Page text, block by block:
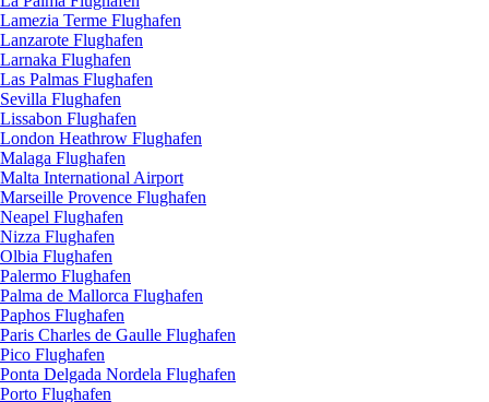
Lamezia Terme Flughafen
Lanzarote Flughafen
Larnaka Flughafen
Las Palmas Flughafen
Sevilla Flughafen
Lissabon Flughafen
London Heathrow Flughafen
Malaga Flughafen
Malta International Airport
Marseille Provence Flughafen
Neapel Flughafen
Nizza Flughafen
Olbia Flughafen
Palermo Flughafen
Palma de Mallorca Flughafen
Paphos Flughafen
Paris Charles de Gaulle Flughafen
Pico Flughafen
Ponta Delgada Nordela Flughafen
Porto Flughafen